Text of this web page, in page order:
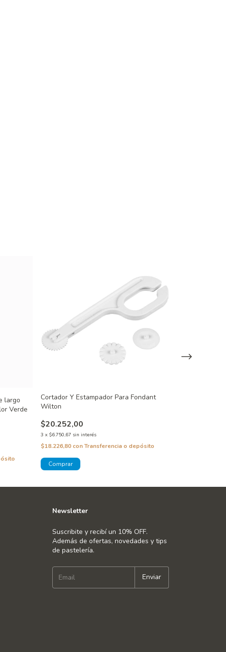
largo
Verde
Cortador Y Estampador Para Fondant
Wilton
$20.252,00
3 x $6.750,67 sin interés
$18.226,80 conTransferencia o depósito
Newsletter
Suscribite y recibí un 10% OFF.
Además de ofertas, novedades y tips
de pastelería.